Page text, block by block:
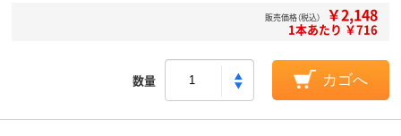
販売価格（税込） ￥2,148
1本あたり ￥716
数量 カゴへ